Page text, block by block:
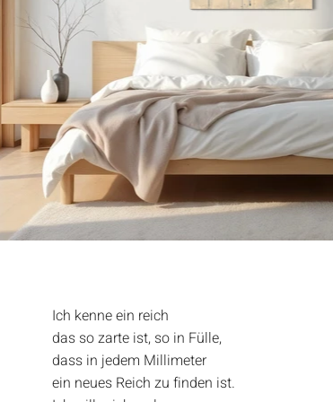
Ich kenne ein reich
das so zarte ist, so in Fülle,
dass in jedem Millimeter
ein neues Reich zu finden ist.